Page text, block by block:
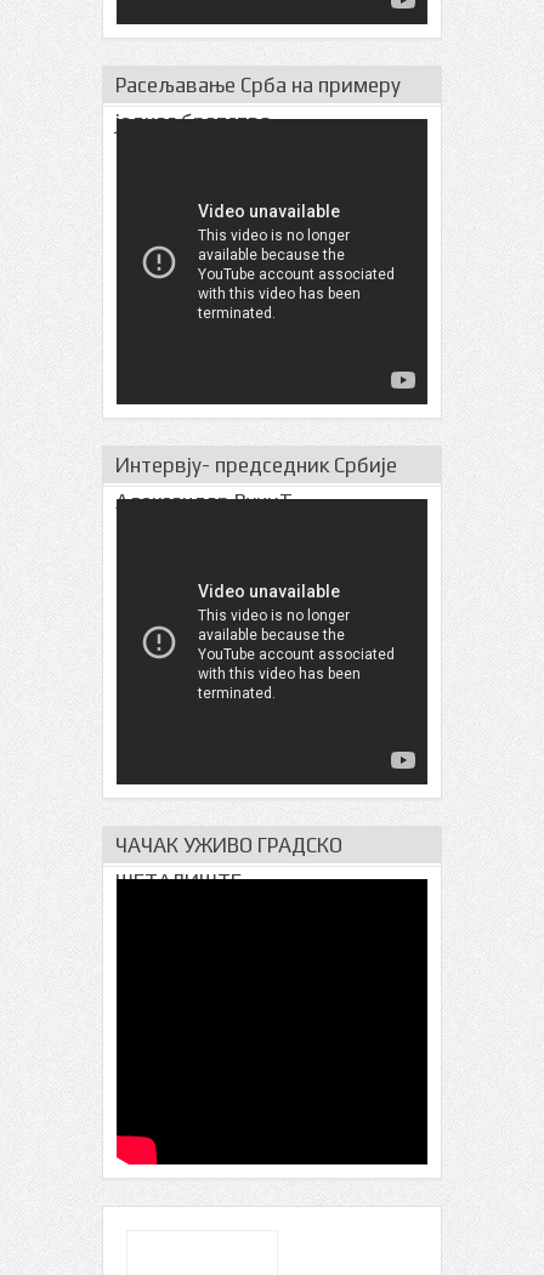
Расељавање Срба на примеру
једног братства
Интервју- председник Србије
Александар ВучиЋ
ЧАЧАК УЖИВО ГРАДСКО
ШЕТАЛИШТЕ